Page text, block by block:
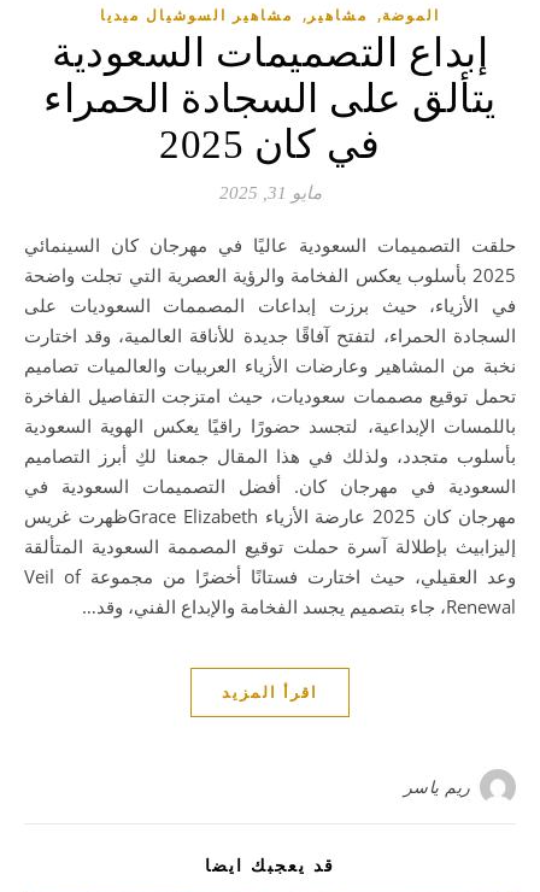
الموضة, مشاهير , مشاهير السوشيال ميديا
إبداع التصميمات السعودية
يتألق على السجادة الحمراء
في كان 2025
مايو 31, 2025
حلقت التصميمات السعودية عاليًا في مهرجان كان السينمائي
2025 بأسلوب يعكس الفخامة والرؤية العصرية التي تجلت واضحة
في الأزياء، حيث برزت إبداعات المصممات السعوديات على
السجادة الحمراء، لتفتح آفاقًا جديدة للأناقة العالمية، وقد اختارت
نخبة من المشاهير وعارضات الأزياء العربيات والعالميات تصاميم
تحمل توقيع مصممات سعوديات، حيث امتزجت التفاصيل الفاخرة
باللمسات الإبداعية، لتجسد حضورًا راقيًا يعكس الهوية السعودية
بأسلوب متجدد، ولذلك في هذا المقال جمعنا لكِ أبرز التصاميم
السعودية في مهرجان كان. أفضل التصميمات السعودية في
مهرجان كان 2025 عارضة الأزياء Grace Elizabethظهرت غريس
إليزابيث بإطلالة آسرة حملت توقيع المصممة السعودية المتألقة
وعد العقيلي، حيث اختارت فستانًا أخضرًا من مجموعة Veil of
Renewal، جاء بتصميم يجسد الفخامة والإبداع الفني، وقد…
اقرأ المزيد
ريم ياسر
قد يعجبك ايضا